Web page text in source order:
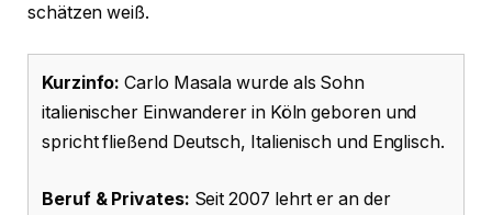
schätzen weiß.
Kurzinfo: Carlo Masala wurde als Sohn
italienischer Einwanderer in Köln geboren und
spricht fließend Deutsch, Italienisch und Englisch.
Beruf & Privates: Seit 2007 lehrt er an der